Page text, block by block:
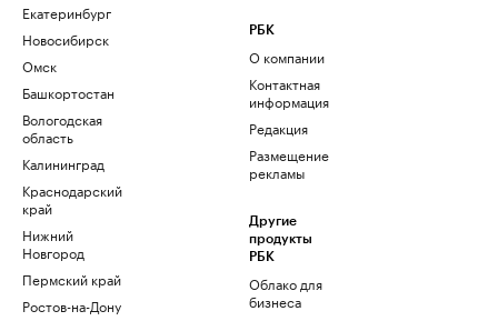
Екатеринбург
Новосибирск
Омск
Башкортостан
Вологодская
область
Калининград
Краснодарский
край
Нижний
Новгород
Пермский край
Ростов-на-Дону
РБК
О компании
Контактная
информация
Редакция
Размещение
рекламы
Другие
продукты
РБК
Облако для
бизнеса